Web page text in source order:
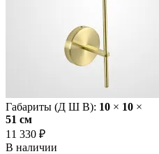
Габариты (Д Ш В): 10 × 10 ×
51 cм
11 330 ₽
В наличии